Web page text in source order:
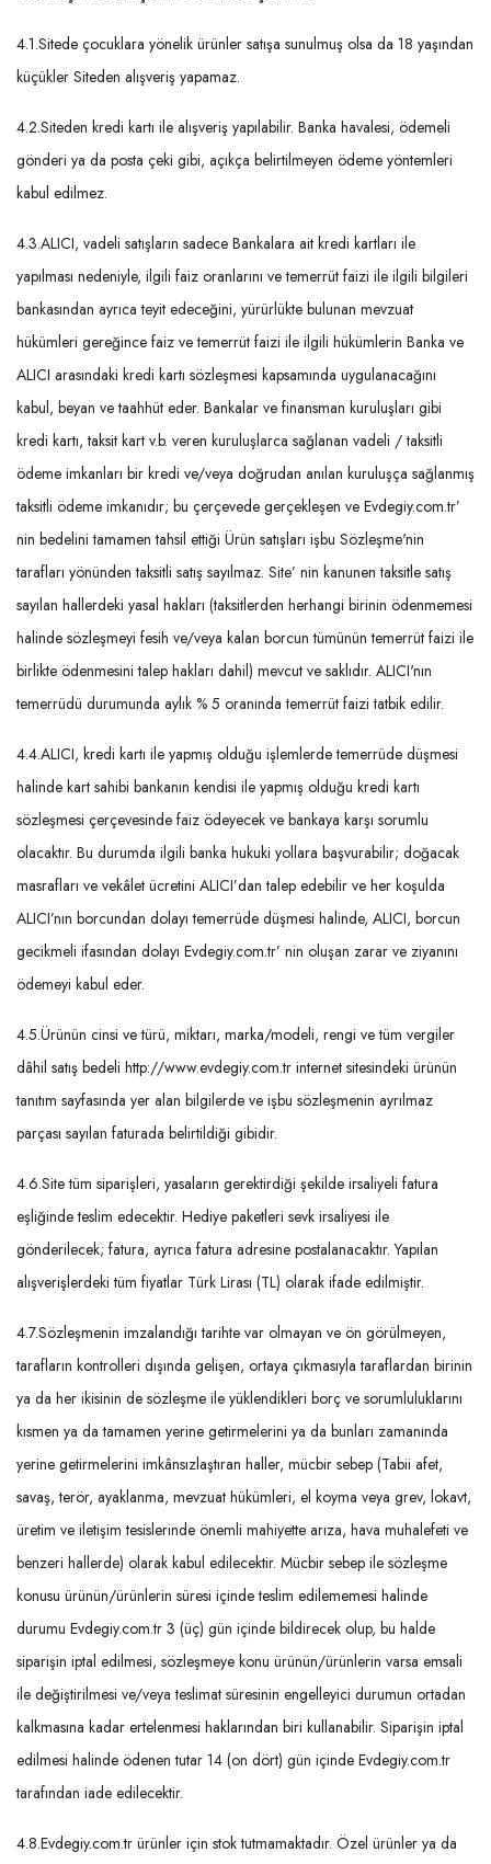
4.1.Sitede çocuklara yönelik ürünler satışa sunulmuş olsa da 18 yaşından
küçükler Siteden alışveriş yapamaz.
4.2.Siteden kredi kartı ile alışveriş yapılabilir. Banka havalesi, ödemeli
gönderi ya da posta çeki gibi, açıkça belirtilmeyen ödeme yöntemleri
kabul edilmez.
4.3.ALICI, vadeli satışların sadece Bankalara ait kredi kartları ile
yapılması nedeniyle, ilgili faiz oranlarını ve temerrüt faizi ile ilgili bilgileri
bankasından ayrıca teyit edeceğini, yürürlükte bulunan mevzuat
hükümleri gereğince faiz ve temerrüt faizi ile ilgili hükümlerin Banka ve
ALICI arasındaki kredi kartı sözleşmesi kapsamında uygulanacağını
kabul, beyan ve taahhüt eder. Bankalar ve finansman kuruluşları gibi
kredi kartı, taksit kart v.b. veren kuruluşlarca sağlanan vadeli / taksitli
ödeme imkanları bir kredi ve/veya doğrudan anılan kuruluşça sağlanmış
taksitli ödeme imkanıdır; bu çerçevede gerçekleşen ve Evdegiy.com.tr’
nin bedelini tamamen tahsil ettiği Ürün satışları işbu Sözleşme'nin
tarafları yönünden taksitli satış sayılmaz. Site’ nin kanunen taksitle satış
sayılan hallerdeki yasal hakları (taksitlerden herhangi birinin ödenmemesi
halinde sözleşmeyi fesih ve/veya kalan borcun tümünün temerrüt faizi ile
birlikte ödenmesini talep hakları dahil) mevcut ve saklıdır. ALICI'nın
temerrüdü durumunda aylık % 5 oranında temerrüt faizi tatbik edilir.
4.4.ALICI, kredi kartı ile yapmış olduğu işlemlerde temerrüde düşmesi
halinde kart sahibi bankanın kendisi ile yapmış olduğu kredi kartı
sözleşmesi çerçevesinde faiz ödeyecek ve bankaya karşı sorumlu
olacaktır. Bu durumda ilgili banka hukuki yollara başvurabilir; doğacak
masrafları ve vekâlet ücretini ALICI’dan talep edebilir ve her koşulda
ALICI’nın borcundan dolayı temerrüde düşmesi halinde, ALICI, borcun
gecikmeli ifasından dolayı Evdegiy.com.tr’ nin oluşan zarar ve ziyanını
ödemeyi kabul eder.
4.5.Ürünün cinsi ve türü, miktarı, marka/modeli, rengi ve tüm vergiler
dâhil satış bedeli http://www.evdegiy.com.tr internet sitesindeki ürünün
tanıtım sayfasında yer alan bilgilerde ve işbu sözleşmenin ayrılmaz
parçası sayılan faturada belirtildiği gibidir.
4.6.Site tüm siparişleri, yasaların gerektirdiği şekilde irsaliyeli fatura
eşliğinde teslim edecektir. Hediye paketleri sevk irsaliyesi ile
gönderilecek; fatura, ayrıca fatura adresine postalanacaktır. Yapılan
alışverişlerdeki tüm fiyatlar Türk Lirası (TL) olarak ifade edilmiştir.
4.7.Sözleşmenin imzalandığı tarihte var olmayan ve ön görülmeyen,
tarafların kontrolleri dışında gelişen, ortaya çıkmasıyla taraflardan birinin
ya da her ikisinin de sözleşme ile yüklendikleri borç ve sorumluluklarını
kısmen ya da tamamen yerine getirmelerini ya da bunları zamanında
yerine getirmelerini imkânsızlaştıran haller, mücbir sebep (Tabii afet,
savaş, terör, ayaklanma, mevzuat hükümleri, el koyma veya grev, lokavt,
üretim ve iletişim tesislerinde önemli mahiyette arıza, hava muhalefeti ve
benzeri hallerde) olarak kabul edilecektir. Mücbir sebep ile sözleşme
konusu ürünün/ürünlerin süresi içinde teslim edilememesi halinde
durumu Evdegiy.com.tr 3 (üç) gün içinde bildirecek olup, bu halde
siparişin iptal edilmesi, sözleşmeye konu ürünün/ürünlerin varsa emsali
ile değiştirilmesi ve/veya teslimat süresinin engelleyici durumun ortadan
kalkmasına kadar ertelenmesi haklarından biri kullanabilir. Siparişin iptal
edilmesi halinde ödenen tutar 14 (on dört) gün içinde Evdegiy.com.tr
tarafından iade edilecektir.
4.8.Evdegiy.com.tr ürünler için stok tutmamaktadır. Özel ürünler ya da